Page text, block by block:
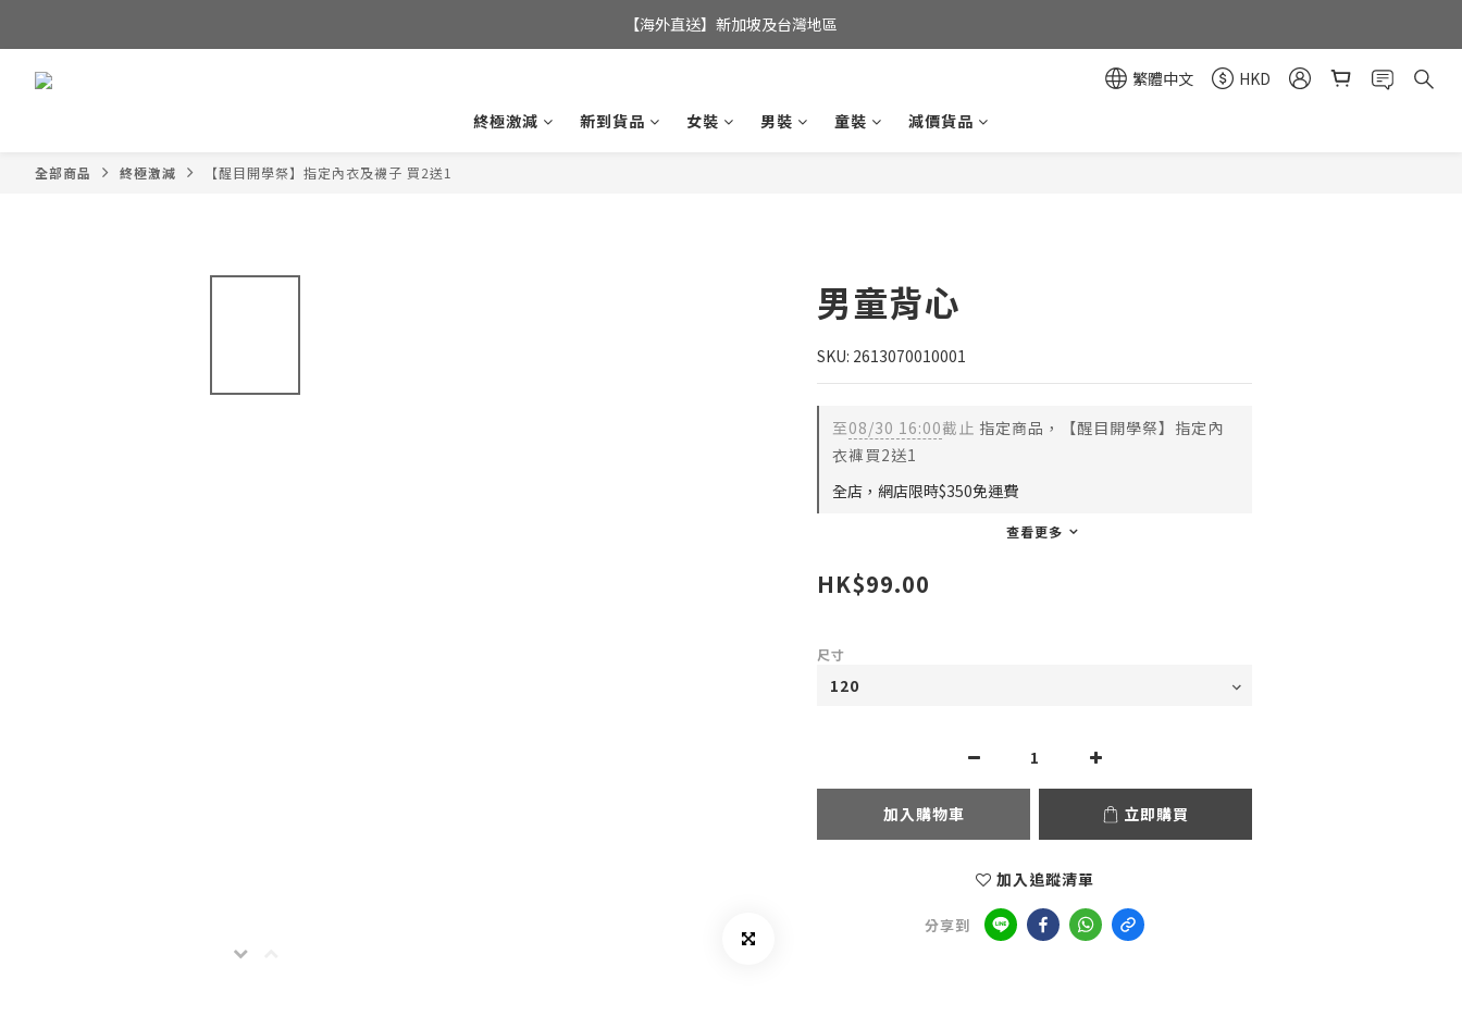
全店滿$350，即可享港澳地區免運費;
【海外直送】新加坡及台灣地區
繁體中文
HKD
終極激減
新到貨品 女裝 男裝 童裝 減價貨品
全部商品 終極激減 【醒目開學祭】指定內衣及襪子 買2送1
男童背心
SKU: 2613070010001
至08/30 16:00截止 指定商品，【醒目開學祭】指定內
衣褲買2送1
全店，網店限時$350免運費
查看更多
HK$99.00
尺寸
加入購物車 立即購買
加入追蹤清單
分享到